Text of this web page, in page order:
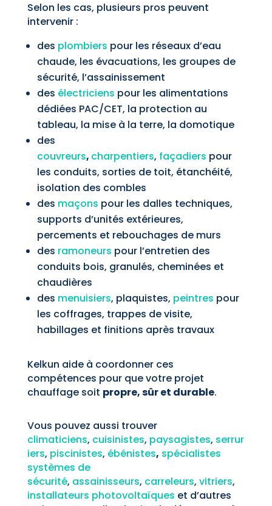
Selon les cas, plusieurs pros peuvent
intervenir :
des plombiers pour les réseaux d’eau
chaude, les évacuations, les groupes de
sécurité, l’assainissement
des électriciens pour les alimentations
dédiées PAC/CET, la protection au
tableau, la mise à la terre, la domotique
des
couvreurs, charpentiers, façadiers pour
les conduits, sorties de toit, étanchéité,
isolation des combles
des maçons pour les dalles techniques,
supports d’unités extérieures,
percements et rebouchages de murs
des ramoneurs pour l’entretien des
conduits bois, granulés, cheminées et
chaudières
des menuisiers, plaquistes, peintres pour
les coffrages, trappes de visite,
habillages et finitions après travaux
Kelkun aide à coordonner ces
compétences pour que votre projet
chauffage soit propre, sûr et durable.
Vous pouvez aussi trouver
climaticiens, cuisinistes, paysagistes, serrur
iers, piscinistes, ébénistes, spécialistes
systèmes de
sécurité, assainisseurs, carreleurs, vitriers,
installateurs photovoltaïques et d’autres